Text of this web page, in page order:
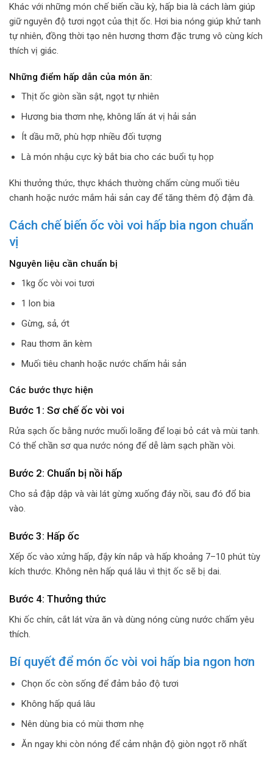
Khác với những món chế biến cầu kỳ, hấp bia là cách làm giúp
giữ nguyên độ tươi ngọt của thịt ốc. Hơi bia nóng giúp khử tanh
tự nhiên, đồng thời tạo nên hương thơm đặc trưng vô cùng kích
thích vị giác.
Những điểm hấp dẫn của món ăn:
Thịt ốc giòn sần sật, ngọt tự nhiên
Hương bia thơm nhẹ, không lấn át vị hải sản
Ít dầu mỡ, phù hợp nhiều đối tượng
Là món nhậu cực kỳ bắt bia cho các buổi tụ họp
Khi thưởng thức, thực khách thường chấm cùng muối tiêu
chanh hoặc nước mắm hải sản cay để tăng thêm độ đậm đà.
Cách chế biến ốc vòi voi hấp bia ngon chuẩn
vị
Nguyên liệu cần chuẩn bị
1kg ốc vòi voi tươi
1 lon bia
Gừng, sả, ớt
Rau thơm ăn kèm
Muối tiêu chanh hoặc nước chấm hải sản
Các bước thực hiện
Bước 1: Sơ chế ốc vòi voi
Rửa sạch ốc bằng nước muối loãng để loại bỏ cát và mùi tanh.
Có thể chần sơ qua nước nóng để dễ làm sạch phần vòi.
Bước 2: Chuẩn bị nồi hấp
Cho sả đập dập và vài lát gừng xuống đáy nồi, sau đó đổ bia
vào.
Bước 3: Hấp ốc
Xếp ốc vào xửng hấp, đậy kín nắp và hấp khoảng 7–10 phút tùy
kích thước. Không nên hấp quá lâu vì thịt ốc sẽ bị dai.
Bước 4: Thưởng thức
Khi ốc chín, cắt lát vừa ăn và dùng nóng cùng nước chấm yêu
thích.
Bí quyết để món ốc vòi voi hấp bia ngon hơn
Chọn ốc còn sống để đảm bảo độ tươi
Không hấp quá lâu
Nên dùng bia có mùi thơm nhẹ
Ăn ngay khi còn nóng để cảm nhận độ giòn ngọt rõ nhất